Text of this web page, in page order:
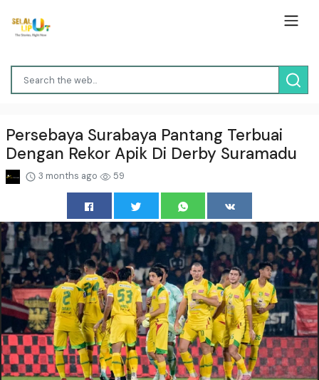
Persebaya Surabaya Pantang Terbuai
Dengan Rekor Apik Di Derby Suramadu
3 months ago 59